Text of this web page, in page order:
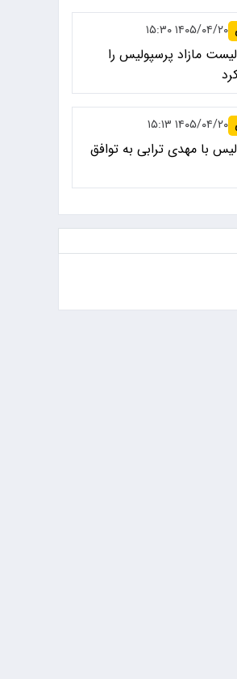
۱۴۰۵/۰۴/۲۰ ۱۵:۳۰
لیست مازاد پرسپولیس را
۱۴۰۵/۰۴/۲۰ ۱۵:۱۳
با مهدی ترابی به توافق